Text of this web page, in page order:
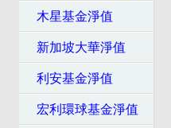
木星基金淨值
新加坡大華淨值
利安基金淨值
宏利環球基金淨值